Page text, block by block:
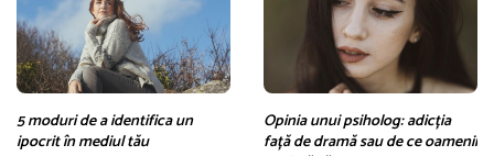
5 moduri de a identifica un
ipocrit în mediul tău
Opinia unui psiholog: adicția
față de dramă sau de ce oamenii